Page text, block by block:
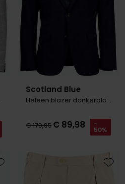
grijs
Scotland Blue
Heleen blazer donkerblauw
€ 179,95€ 89,98 -
50%
Toevoegen aan favorieten